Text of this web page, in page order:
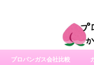
プロパンガス会社比較